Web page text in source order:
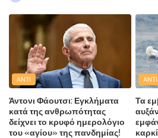
ANTI
Άντονι Φάουτσι: Εγκλήματα
κατά της ανθρωπότητας
δείχνει το κρυφό ημερολόγιο
του «αγίου» της πανδημίας!
ANTI
Τα